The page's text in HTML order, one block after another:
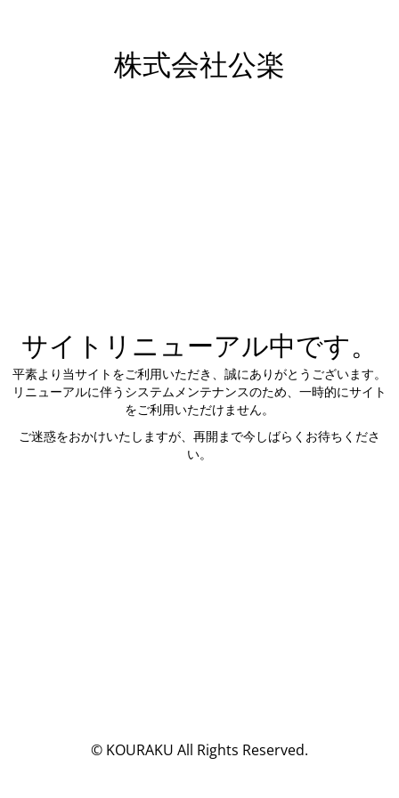
株式会社公楽
サイトリニューアル中です。
平素より当サイトをご利用いただき、誠にありがとうございます。
リニューアルに伴うシステムメンテナンスのため、一時的にサイト
をご利用いただけません。
ご迷惑をおかけいたしますが、再開まで今しばらくお待ちくださ
い。
© KOURAKU All Rights Reserved.